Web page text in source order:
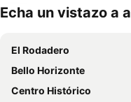
Echa un vistazo a
El Rodadero
Bello Horizonte
Centro Histórico